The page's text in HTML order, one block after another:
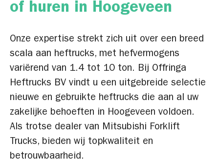
of huren in Hoogeveen
Onze expertise strekt zich uit over een breed
scala aan heftrucks, met hefvermogens
variërend van 1.4 tot 10 ton. Bij Offringa
Heftrucks BV vindt u een uitgebreide selectie
nieuwe en gebruikte heftrucks die aan al uw
zakelijke behoeften in Hoogeveen voldoen.
Als trotse dealer van Mitsubishi Forklift
Trucks, bieden wij topkwaliteit en
betrouwbaarheid.